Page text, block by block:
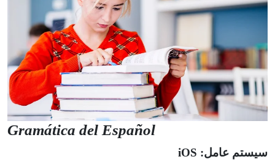
Gramática del Español
سیستم عامل: iOS